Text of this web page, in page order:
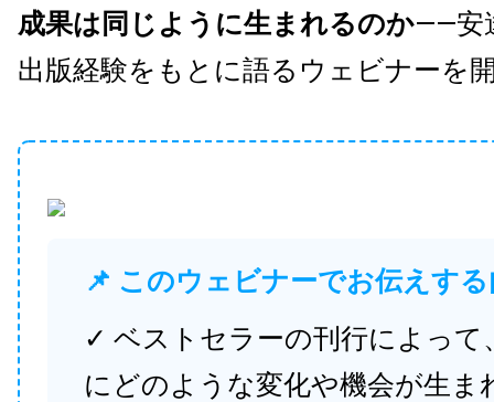
成果は同じように生まれるのか——安
出版経験をもとに語るウェビナーを
📌 このウェビナーでお伝えす
✓ ベストセラーの刊行によって
にどのような変化や機会が生ま